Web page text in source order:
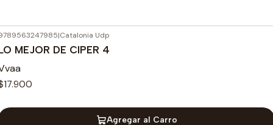
|Catalonia Udp
MEJOR DE CIPER 4
Agregar al Carro